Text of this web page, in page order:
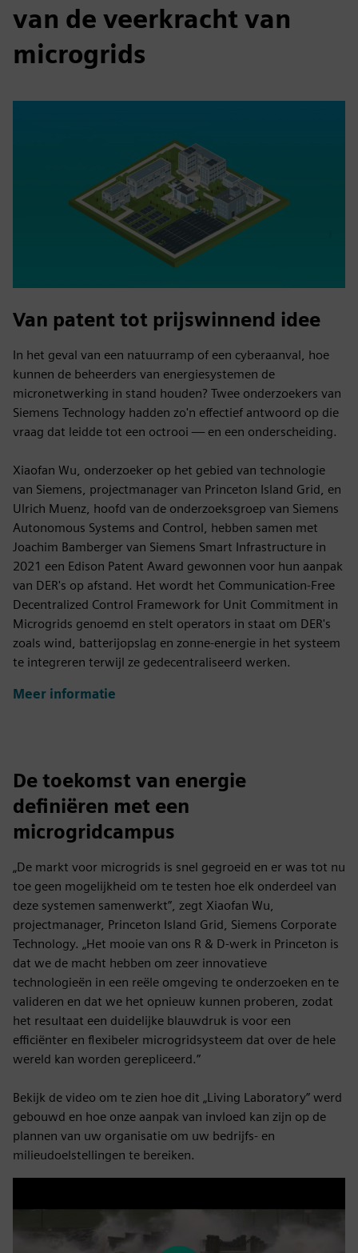
van de veerkracht van
microgrids
Van patent tot prijswinnend idee
In het geval van een natuurramp of een cyberaanval, hoe
kunnen de beheerders van energiesystemen de
micronetwerking in stand houden? Twee onderzoekers van
Siemens Technology hadden zo'n effectief antwoord op die
vraag dat leidde tot een octrooi — en een onderscheiding.
Xiaofan Wu, onderzoeker op het gebied van technologie
van Siemens, projectmanager van Princeton Island Grid, en
Ulrich Muenz, hoofd van de onderzoeksgroep van Siemens
Autonomous Systems and Control, hebben samen met
Joachim Bamberger van Siemens Smart Infrastructure in
2021 een Edison Patent Award gewonnen voor hun aanpak
van DER's op afstand. Het wordt het Communication-Free
Decentralized Control Framework for Unit Commitment in
Microgrids genoemd en stelt operators in staat om DER's
zoals wind, batterijopslag en zonne-energie in het systeem
te integreren terwijl ze gedecentraliseerd werken.
Meer informatie
De toekomst van energie
definiëren met een
microgridcampus
„De markt voor microgrids is snel gegroeid en er was tot nu
toe geen mogelijkheid om te testen hoe elk onderdeel van
deze systemen samenwerkt”, zegt Xiaofan Wu,
projectmanager, Princeton Island Grid, Siemens Corporate
Technology. „Het mooie van ons R & D-werk in Princeton is
dat we de macht hebben om zeer innovatieve
technologieën in een reële omgeving te onderzoeken en te
valideren en dat we het opnieuw kunnen proberen, zodat
het resultaat een duidelijke blauwdruk is voor een
efficiënter en flexibeler microgridsysteem dat over de hele
wereld kan worden gerepliceerd.”
Bekijk de video om te zien hoe dit „Living Laboratory” werd
gebouwd en hoe onze aanpak van invloed kan zijn op de
plannen van uw organisatie om uw bedrijfs- en
milieudoelstellingen te bereiken.